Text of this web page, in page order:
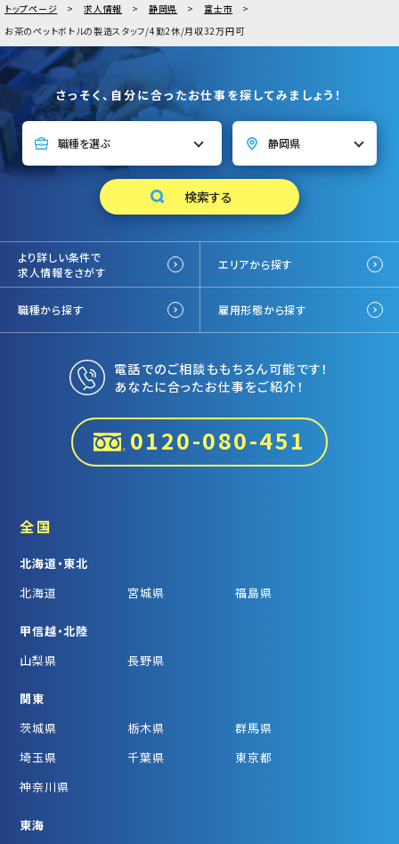
トップページ 求人情報 静岡県
富士市
お茶のペットボトルの製造スタッフ/4勤2休/月収32万円可
さっそく、自分に合ったお仕事を探してみましょう！
より詳しい条件で
求人情報をさがす
エリアから探す
職種から探す 雇用形態から探す
電話でのご相談ももちろん可能です！
あなたに合ったお仕事をご紹介！
0120-080-451
全国
北海道・東北
北海道
宮城県 福島県
甲信越・北陸
山梨県
長野県
関東
茨城県
栃木県
群馬県
埼玉県
千葉県
東京都
神奈川県
東海